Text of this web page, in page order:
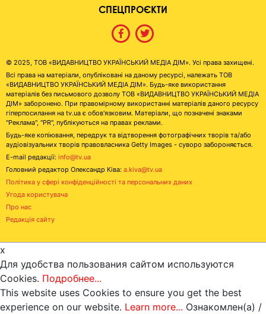
СПЕЦПРОЄКТИ
© 2025, ТОВ «ВИДАВНИЦТВО УКРАЇНСЬКИЙ МЕДІА ДІМ». Усі права захищені.
Всі права на матеріали, опубліковані на даному ресурсі, належать ТОВ
«ВИДАВНИЦТВО УКРАЇНСЬКИЙ МЕДІА ДІМ». Будь-яке використання
матеріалів без письмового дозволу ТОВ «ВИДАВНИЦТВО УКРАЇНСЬКИЙ МЕДІА
ДІМ» заборонено. При правомірному використанні матеріалів даного ресурсу
гіперпосилання на tv.ua є обов'язковим. Матеріали, що позначені знаками
"Реклама", "PR", публікуються на правах реклами.
Будь-яке копіювання, передрук та відтворення фотографічних творів та/або
аудіовізуальних творів правовласника Getty Images - суворо забороняється.
E-mail редакції: info@tv.ua
Головний редактор Олександр Ківа: a.kiva@tv.ua
Політика у сфері конфіденційності та персональних даних
Угода користувача
Про нас
Редакція сайту
x
Для удобства пользования сайтом используются
Cookies. Подробнее...
This website uses Cookies to ensure you get the best
experience on our website. Learn more... Ознакомлен(а) /